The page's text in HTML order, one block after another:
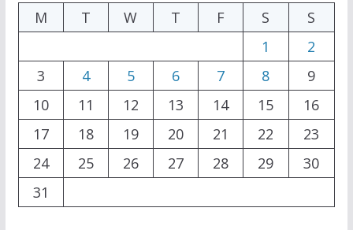
M
T W T F S
S
1
2
3
4 5 6 7 8
9
10
11 12 13 14 15
16
17
18 19 20 21 22
23
24
25 26 27 28 29
30
31